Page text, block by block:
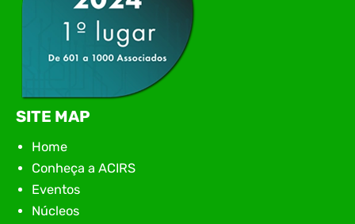
SITE MAP
Home
Conheça a ACIRS
Eventos
Núcleos